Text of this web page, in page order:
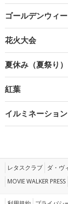
ゴールデンウィ
花火大会
夏休み（夏祭り）
紅葉
イルミネーション
レタスクラブ ダ・ヴ
MOVIE WALKER PRESS